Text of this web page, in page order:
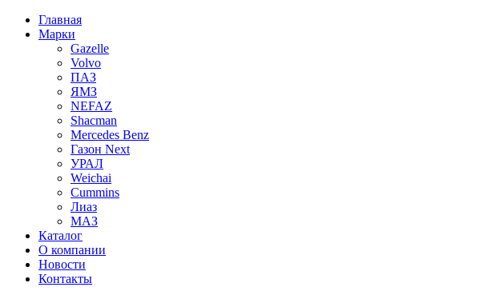
Главная
Марки
Gazelle
Volvo
ПАЗ
ЯМЗ
NEFAZ
Shacman
Mercedes Benz
Газон Next
УРАЛ
Weichai
Cummins
Лиаз
МАЗ
Каталог
О компании
Новости
Контакты